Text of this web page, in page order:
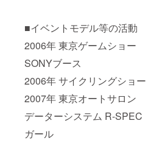
■イベントモデル等の活動
2006年 東京ゲームショー
SONYブース
2006年 サイクリングショー
2007年 東京オートサロン
データーシステム R-SPEC
ガール